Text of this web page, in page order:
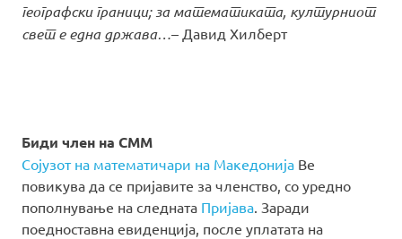
географски граници; за математиката, културниот
свет е една држава…– Давид Хилберт
Биди член на СММ
Сојузот на математичари на Македонија Ве
повикува да се пријавите за членство, со уредно
пополнување на следната Пријава . Заради
поедноставна евиденција, после уплатата на